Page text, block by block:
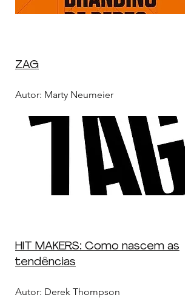
ZAG
Autor: Marty Neumeier
HIT MAKERS: Como nascem as
tendências
Autor: Derek Thompson